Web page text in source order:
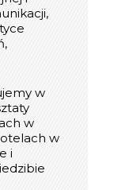
w
w
w
i
z
Miro,
roku
oraz
online